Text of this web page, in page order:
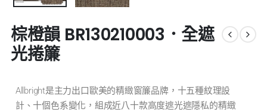
棕橙韻 BR130210003．全遮
光捲簾
Allbright是主力出口歐美的精緻窗簾品牌，十五種紋理設
計、十個色系變化，組成近八十款高度遮光遮隱私的精緻